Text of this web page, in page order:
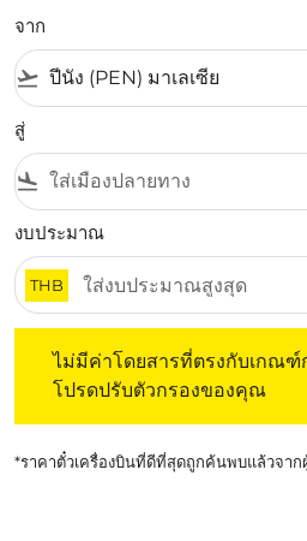
จาก
flight_takeoff
สู่
flight_land
งบประมาณ
THB
ไม่มีค่าโดยสารที่ตรงกับเกณ
โปรดปรับตัวกรองของคุณ
*ราคาตั๋วเครื่องบินที่ดีที่สุดถูกค้นพบแล้วจา